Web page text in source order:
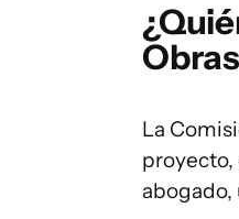
La
proyecto,
abogado,